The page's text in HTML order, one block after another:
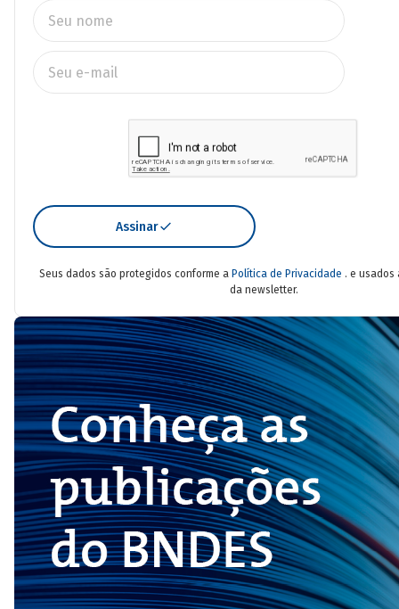
Assinar
Seus dados são protegidos conforme a Política de Privacidade . e usados
da newsletter.